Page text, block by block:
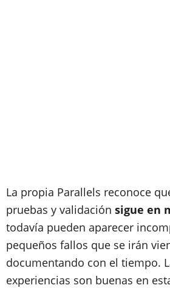
La propia Parallels reconoce
pruebas y validación sigue en
todavía pueden aparecer
pequeños fallos que se irán
documentando con el tiempo.
experiencias son buenas en